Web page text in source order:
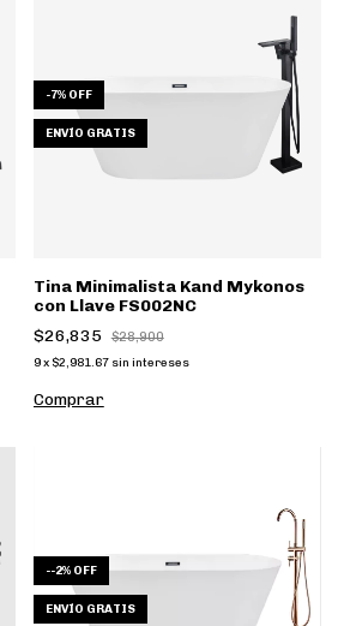
-7% OFF
ENVÍO GRATIS
Tina Minimalista Kand Mykonos
con Llave FS002NC
$26,835
$28,900
9x $2,981.67 sin intereses
Comprar
--2% OFF
ENVÍO GRATIS